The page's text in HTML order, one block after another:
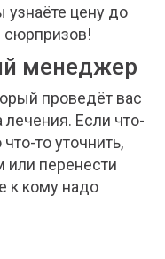
узнаёте цену до
сюрпризов!
менеджер
проведёт вас
лечения. Если что-
то уточнить,
или перенести
к кому надо